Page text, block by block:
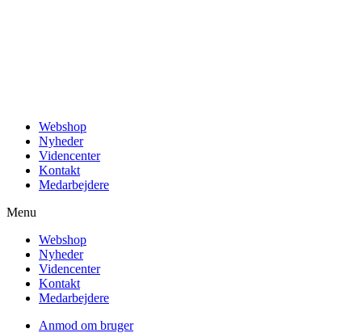
Webshop
Nyheder
Videncenter
Kontakt
Medarbejdere
Menu
Webshop
Nyheder
Videncenter
Kontakt
Medarbejdere
Anmod om bruger